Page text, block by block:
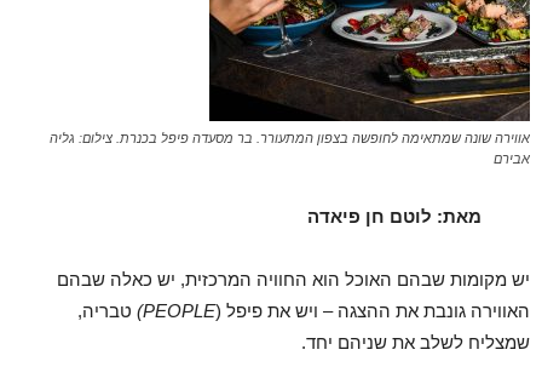
אווירה שונה שמתאימה לחופשה בצפון המתעורר. בר מסעדה פיפל בכנרת. צילום: גליה
אבירם
מאת: לוטם חן פיאדה
יש מקומות שבהם האוכל הוא החוויה המרכזית, יש כאלה שבהם
האווירה גונבת את ההצגה – ויש את פיפל (PEOPLE) טבריה,
שמצליח לשלב את שניהם יחד.